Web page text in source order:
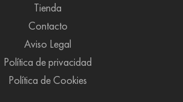
Tienda
Contacto
Aviso Legal
Política de privacidad
Política de Cookies